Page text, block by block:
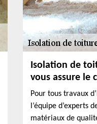
Isolation de
vous assure le
Pour tous travaux
l’équipe d’experts
matériaux de